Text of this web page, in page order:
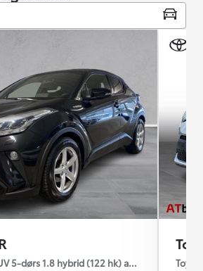
5-dørs 1.8 hybrid (122 hk) aut. gear C-LUB -